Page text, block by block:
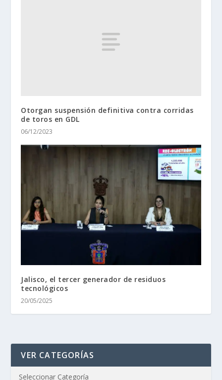
Otorgan suspensión definitiva contra corridas
de toros en GDL
06/12/2023
Jalisco, el tercer generador de residuos
tecnológicos
20/05/2025
VER CATEGORÍAS